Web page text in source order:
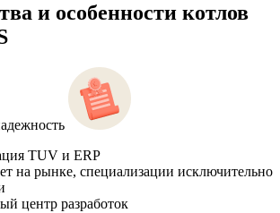
и особенности котлов
TUV и ERP
на рынке, специализации исключительно
центр разработок